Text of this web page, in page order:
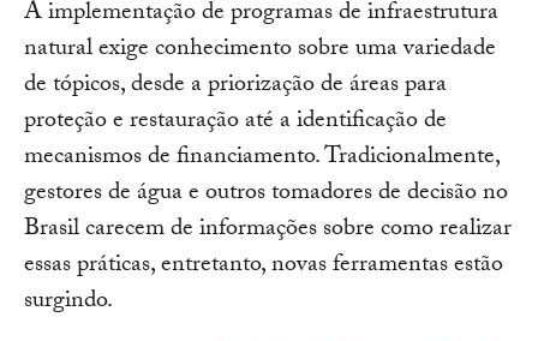
A implementação de programas de infraestrutura
natural exige conhecimento sobre uma variedade
de tópicos, desde a priorização de áreas para
proteção e restauração até a identificação de
mecanismos de financiamento. Tradicionalmente,
gestores de água e outros tomadores de decisão no
Brasil carecem de informações sobre como realizar
essas práticas, entretanto, novas ferramentas estão
surgindo.